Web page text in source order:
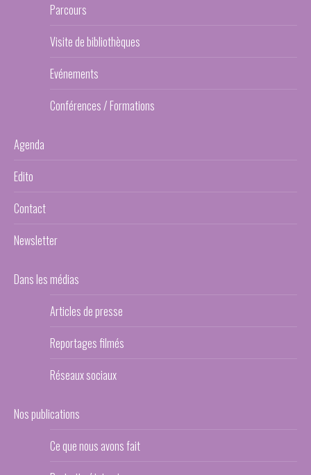
Parcours
Visite de bibliothèques
Evénements
Conférences / Formations
Agenda
Edito
Contact
Newsletter
Dans les médias
Articles de presse
Reportages filmés
Réseaux sociaux
Nos publications
Ce que nous avons fait